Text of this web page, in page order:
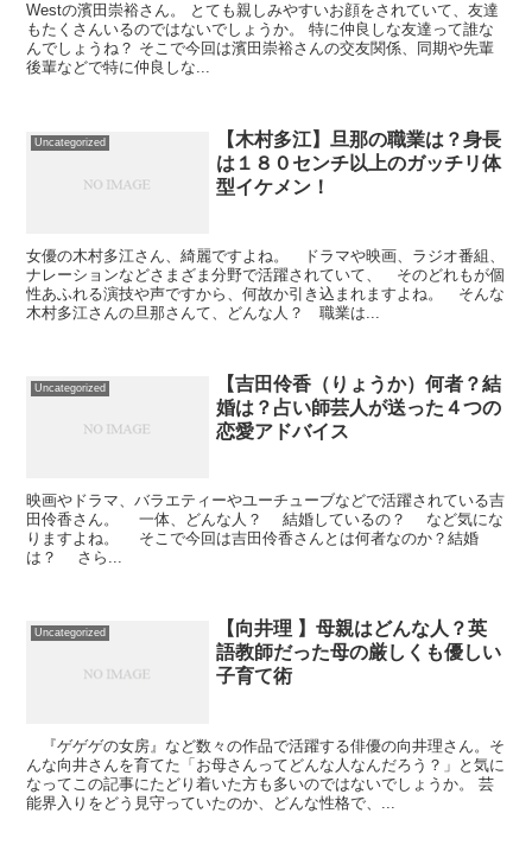
Westの濱田崇裕さん。 とても親しみやすいお顔をされていて、友達
もたくさんいるのではないでしょうか。 特に仲良しな友達って誰な
んでしょうね？ そこで今回は濱田崇裕さんの交友関係、同期や先輩
後輩などで特に仲良しな...
Uncategorized
【木村多江】旦那の職業は？身長
は１８０センチ以上のガッチリ体
型イケメン！
女優の木村多江さん、綺麗ですよね。 ドラマや映画、ラジオ番組、
ナレーションなどさまざま分野で活躍されていて、 そのどれもが個
性あふれる演技や声ですから、何故か引き込まれますよね。 そんな
木村多江さんの旦那さんて、どんな人？ 職業は...
Uncategorized
【吉田伶香（りょうか）何者？結
婚は？占い師芸人が送った４つの
恋愛アドバイス
映画やドラマ、バラエティーやユーチューブなどで活躍されている吉
田伶香さん。 一体、どんな人？ 結婚しているの？ など気にな
りますよね。 そこで今回は吉田伶香さんとは何者なのか？結婚
は？ さら...
Uncategorized
【向井理 】母親はどんな人？英
語教師だった母の厳しくも優しい
子育て術
『ゲゲゲの女房』など数々の作品で活躍する俳優の向井理さん。そ
んな向井さんを育てた「お母さんってどんな人なんだろう？」と気に
なってこの記事にたどり着いた方も多いのではないでしょうか。 芸
能界入りをどう見守っていたのか、どんな性格で、...